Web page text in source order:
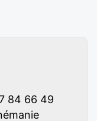
84 66 49